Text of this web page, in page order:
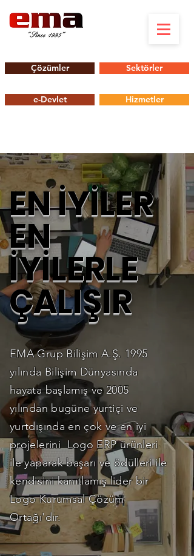
Çözümler Sektörler
e-Devlet Hizmetler
EN İYİLER
EN
İYİLERLE
ÇALIŞIR
EMA Grup Bilişim A.Ş. 1995
yılında Bilişim Dünyasında
hayata başlamış ve 2005
yılından bugüne yurtiçi ve
yurtdışında en çok ve en iyi
projelerini Logo ERP ürünleri
ile yaparak başarı ve ödülleri ile
kendisini kanıtlamış lider bir
Logo Kurumsal Çözüm
Ortağı'dır.